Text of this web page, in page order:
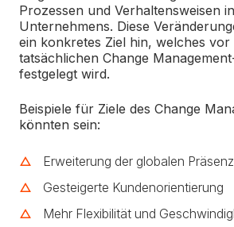
Prozessen und Verhaltensweisen
Unternehmens. Diese
ein konkretes Ziel hin, welches vor
tatsächlichen Change
festgelegt wird.
Beispiele für Ziele des Change
könnten sein:
Erweiterung der globalen Präsenz
Gesteigerte Kundenorientierung
Mehr Flexibilität und